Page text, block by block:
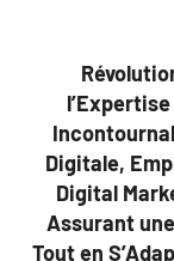
Digitale,
Digital
Assurant
Tout en